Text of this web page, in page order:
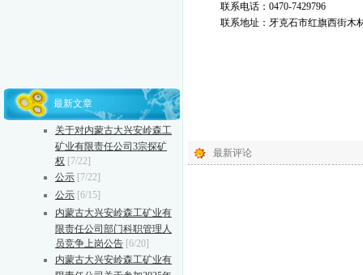
最新文章
关于对内蒙古大兴安岭森工
矿业有限责任公司3宗探矿
权 [7/22]
公示 [7/22]
公示 [6/15]
内蒙古大兴安岭森工矿业有
限责任公司部门科职管理人
员竞争上岗公告 [6/20]
内蒙古大兴安岭森工矿业有
联系电话： 0470-7429796
联系地址：牙克石市红旗西街木
最新评论